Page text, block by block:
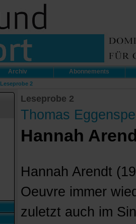
Archiv Abonnements
Leseprobe 2
Leseprobe 2
Thomas
Hannah
Hannah Arendt
Oeuvre immer
zuletzt auch im